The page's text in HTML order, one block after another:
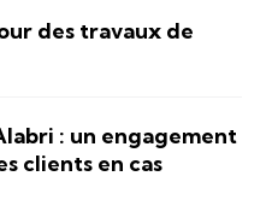
des travaux de
: un engagement
clients en cas